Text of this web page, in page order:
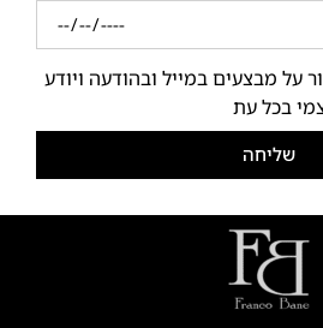
על מבצעים במייל ובהודעה ויודע
בכל עת
שליחה